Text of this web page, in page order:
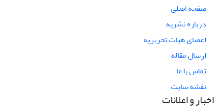
صفحه اصلی
درباره نشریه
اعضای هیات تحریریه
ارسال مقاله
تماس با ما
نقشه سایت
اخبار و اعلانات